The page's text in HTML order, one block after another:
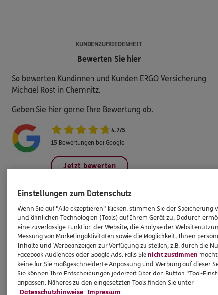
KUNDENZUFRIEDENHEIT
Bewerten Sie hier
So bewerten Kundinnen und Kunden ERGO Versicherung
Michael Rost in Chemnitz.
Geben Sie hier gerne Ihre Bewertung ab.
4.7/5
15 Bewertungen bei Google
Jetzt bewerten
Produkte
Zahnversicherungen
Kfz-Versicherung
Krankenversicherung
Versicherungen für den privaten Bedarf
Einstellungen zum Datenschutz
Wenn Sie auf "Alle akzeptieren" klicken, stimmen Sie der Speicherung
und ähnlichen Technologien (Tools) auf Ihrem Gerät zu. Dadurch
eine zuverlässige Funktion der Website, die Analyse der
Messung von Marketingaktivitäten sowie die Möglichkeit, Ihnen
Inhalte und Werbeanzeigen zur Verfügung zu stellen, z.B. durch die
Facebook Audiences oder Google Ads. Falls Sienicht zustimmen
keine für Sie maßgeschneiderte Anpassung und Werbung auf dieser
Sie können Ihre Entscheidungen jederzeit über den Button "Tool-
anpassen. Näheres zu den eingesetzten Tools finden Sie unter
Datenschutzhinweise Impressum